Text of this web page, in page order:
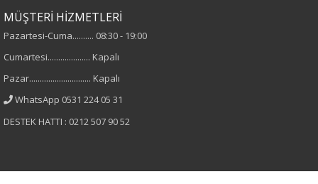
Desen
Düz
Kumaş
%50 Polyester
%45 Viskon
MÜŞTERİ HİZMETLERİ
Pazartesi-Cuma.......... 08:30 - 19:00
Cumartesi.................... Kapalı
Pazar............................. Kapalı
WhatsApp 0531 224 05 31
DESTEK HATTI : 0212 507 90 52